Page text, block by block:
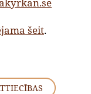
šeit.